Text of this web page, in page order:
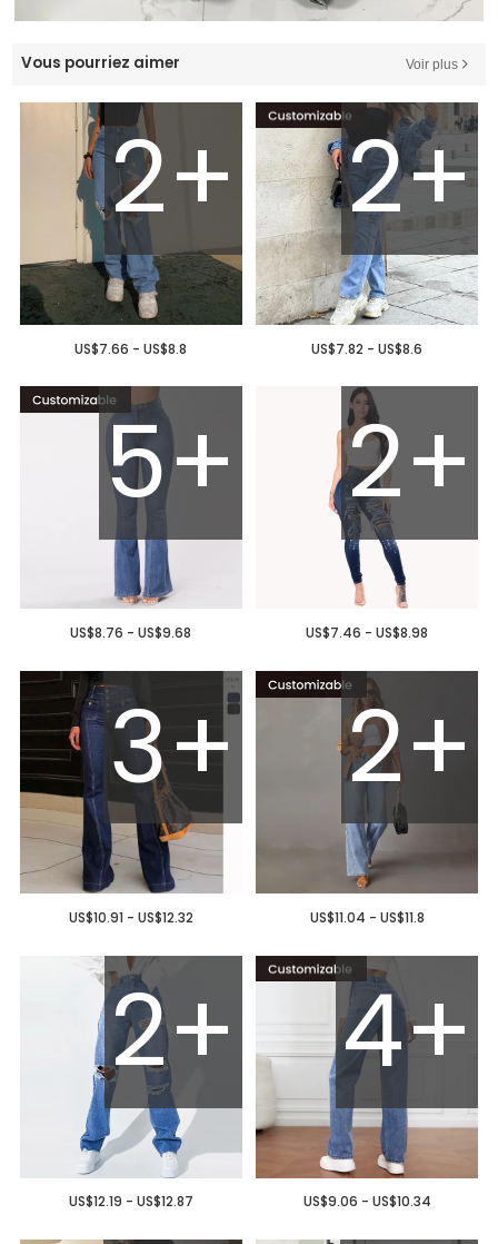
Vous pourriez aimer Voir plus
2+
US$7.66 - US$8.8
2+
US$7.82 - US$8.6
5+
US$8.76 - US$9.68
2+
US$7.46 - US$8.98
3+
US$10.91 - US$12.32
2+
US$11.04 - US$11.8
2+
US$12.19 - US$12.87
4+
US$9.06 - US$10.34